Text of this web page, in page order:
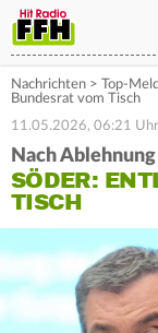
Nachrichten > Top-
Bundesrat vom Tisch
11.05.2026, 06:21 Uhr
Nach
SÖDER:
TISCH